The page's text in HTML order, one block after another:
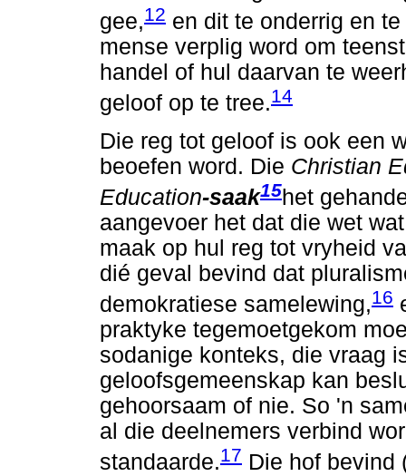
gee,12 en dit te onderrig en
mense verplig word om
handel of hul daarvan te
geloof op te tree.14
Die reg tot geloof is ook een
beoefen word. Die Christian
Education-saak15het
aangevoer het dat die wet
maak op hul reg tot vryheid
dié geval bevind dat
demokratiese samelewing,16
praktyke tegemoetgekom
sodanige konteks, die vraag
geloofsgemeenskap kan
gehoorsaam of nie. So 'n
al die deelnemers verbind
standaarde.17 Die hof bevind